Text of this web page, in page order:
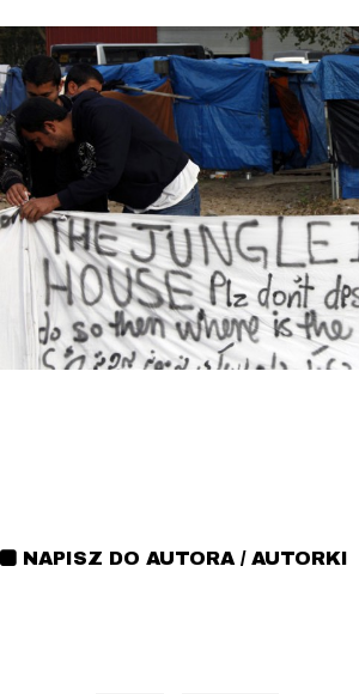
NAPISZ DO AUTORA / AUTORKI